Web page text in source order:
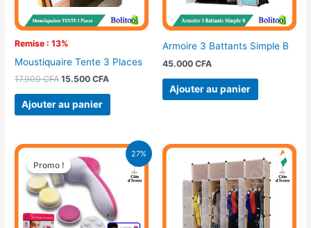
Remise : 13%
Moustiquaire Tente 3 Places
17.900CFA 15.500CFA
Ajouter au panier
Armoire 3 Battants Simple B
45.000 CFA
Ajouter au panier
27%
Promo !
Promo !
Le
prix
initial
était :
5.500 CFA.
Le
est :
4.000 CFA.